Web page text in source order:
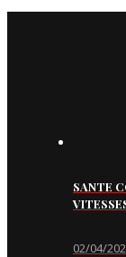
SANTE
02/04/